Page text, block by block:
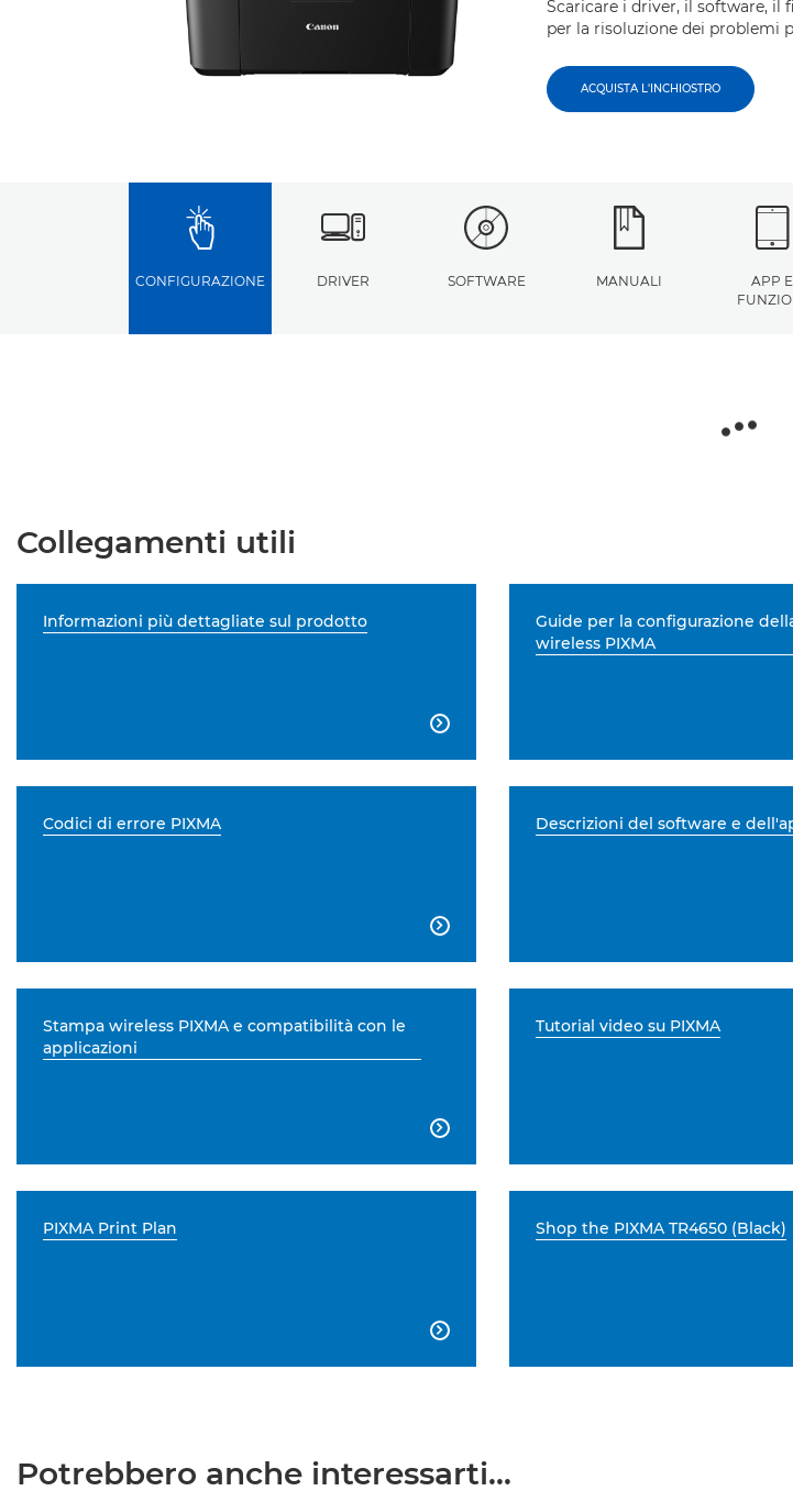
Scaricare i driver, il software, il
per la risoluzione dei problemi
ACQUISTA L'INCHIOSTRO
CONFIGURAZIONE DRIVER SOFTWARE MANUALI
APP E
Collegamenti utili
Informazioni più dettagliate sul prodotto

Guide per la configurazione
wireless PIXMA
Codici di errore PIXMA

Descrizioni del software e
Stampa wireless PIXMA e compatibilità con le
applicazioni

Tutorial video su PIXMA
PIXMA Print Plan

Shop the PIXMA TR4650 (Black)
Potrebbero anche interessarti...